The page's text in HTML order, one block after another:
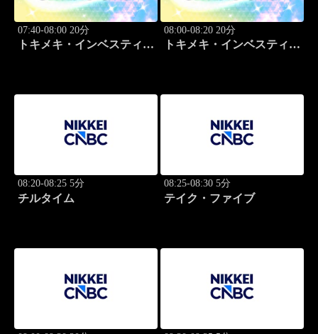
07:40-08:00 20分
トキメキ・インベスティン
08:00-08:20 20分
トキメキ・インベスティン
08:20-08:25 5分
チルタイム
08:25-08:30 5分
テイク・ファイブ